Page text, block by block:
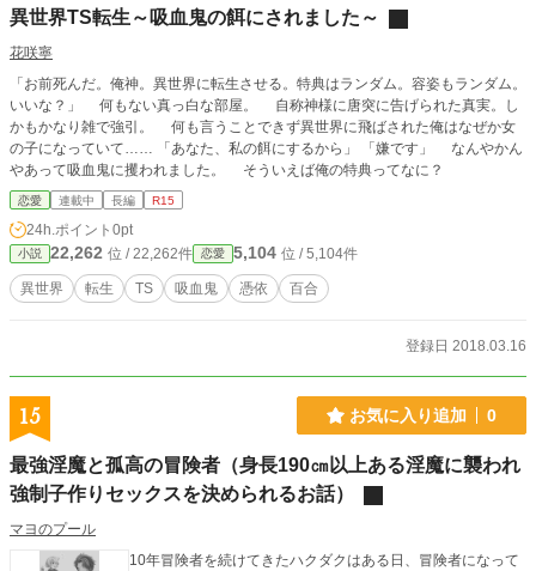
異世界TS転生～吸血鬼の餌にされました～
花咲寧
「お前死んだ。俺神。異世界に転生させる。特典はランダム。容姿もランダム。
いいな？」 何もない真っ白な部屋。 自称神様に唐突に告げられた真実。し
かもかなり雑で強引。 何も言うことできず異世界に飛ばされた俺はなぜか女
の子になっていて…… 「あなた、私の餌にするから」 「嫌です」 なんやかん
やあって吸血鬼に攫われました。 そういえば俺の特典ってなに？
恋愛 連載中 長編 R15
24h.ポイント 0pt
小説 22,262 位 / 22,262件 恋愛 5,104 位 / 5,104件
異世界 転生 TS 吸血鬼 憑依 百合
登録日 2018.03.16
15 お気に入り追加 0
最強淫魔と孤高の冒険者（身長190㎝以上ある淫魔に襲われ
強制子作りセックスを決められるお話）
マヨのプール
10年冒険者を続けてきたハクダクはある日、冒険者になって